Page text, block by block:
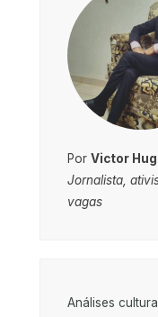
Por Victor
Jornalista,
vagas
Análises